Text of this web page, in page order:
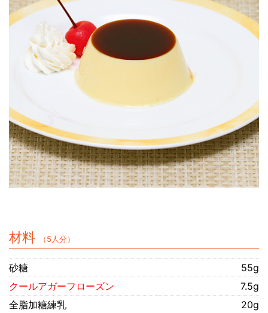
材料 （5人分）
砂糖
55g
クールアガーフローズン
7.5g
全脂加糖練乳
20g